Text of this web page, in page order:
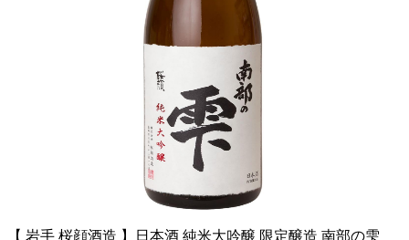
【 岩手 桜顔酒造 】日本酒 純米大吟醸 限定醸造 南部の雫